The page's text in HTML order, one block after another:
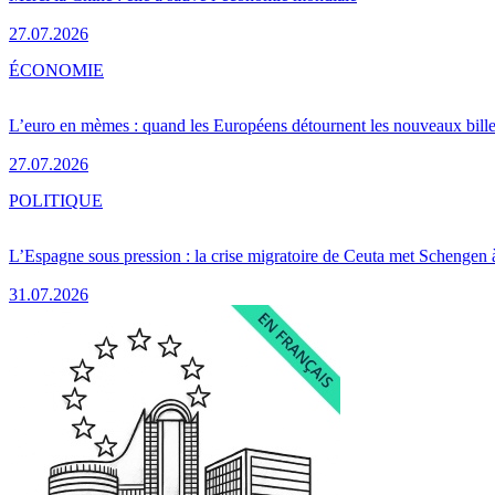
27.07.2026
L’euro en mèmes : quand les Européens détournent les nouveaux
27.07.2026
ÉCONOMIE
L’Espagne sous pression : la crise migratoire de Ceuta met Schengen
31.07.2026
POLITIQUE